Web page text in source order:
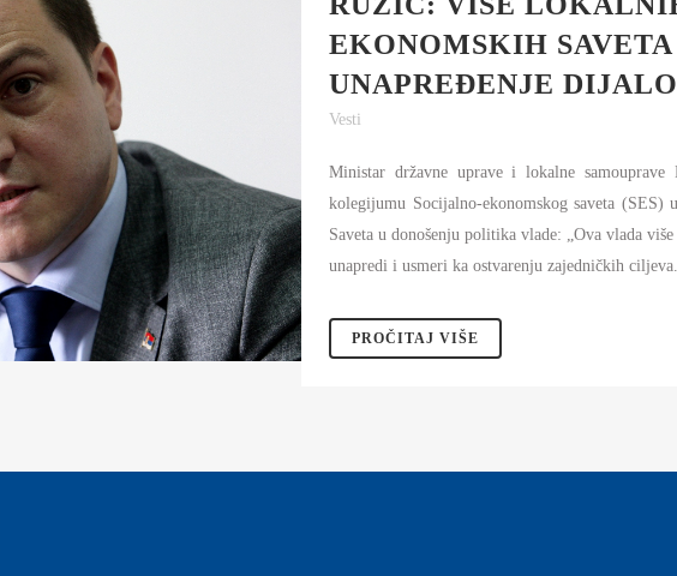
INFORMATOR O RADU
BUDŽET MINISTARSTVA
FINANSIJSKO UPRAVLJANJE I
KONTROLA
JAVNE NABAVKE
PLAN JAVNIH NABAVKI I IZVEŠTAJI
EKONOMSKIH
UNAPREĐENJE
Vesti
Ministar državne uprave i lokalne samouprave
kolegijumu Socijalno-ekonomskog saveta (SES)
Saveta u donošenju politika vlade: „Ova vlada
unapredi i usmeri ka ostvarenju zajedničkih
PROČITAJ VIŠE